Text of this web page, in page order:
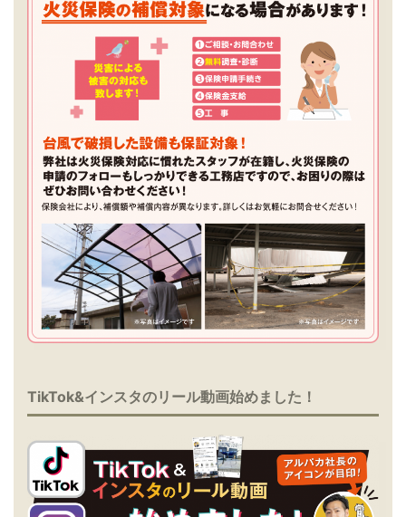
TikTok&インスタのリール動画始めました！